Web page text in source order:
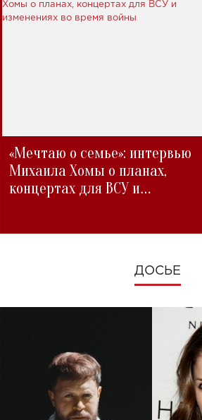
«Мечтаю о семье»: интервью
Михаила Хомы о планах,
концертах для ВСУ и
ДОСЬЕ